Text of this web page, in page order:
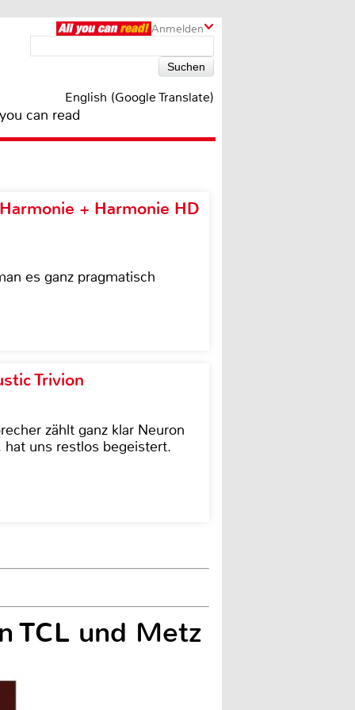
Anmelden
English (Google Translate)
can read
+ Harmonie HD
es ganz pragmatisch
Trivion
zählt ganz klar Neuron
uns restlos begeistert.
TCL und Metz